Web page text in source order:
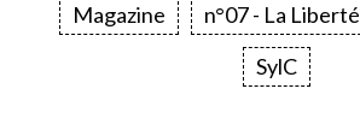
Magazine
n°07 - La Liberté
SylC